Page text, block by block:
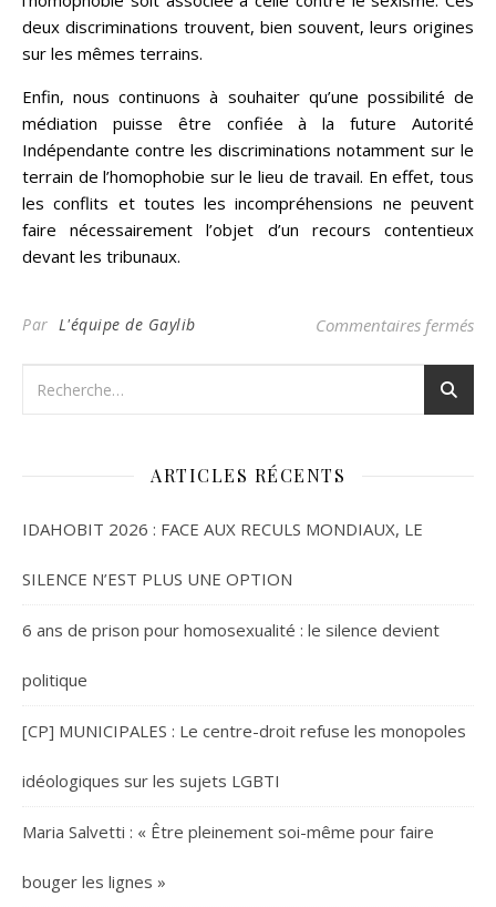
deux discriminations trouvent, bien souvent, leurs origines
sur les mêmes terrains.
Enfin, nous continuons à souhaiter qu’une possibilité de
médiation puisse être confiée à la future Autorité
Indépendante contre les discriminations notamment sur le
terrain de l’homophobie sur le lieu de travail. En effet, tous
les conflits et toutes les incompréhensions ne peuvent
faire nécessairement l’objet d’un recours contentieux
devant les tribunaux.
Par L'équipe de Gaylib Commentaires fermés
ARTICLES RÉCENTS
IDAHOBIT 2026 : FACE AUX RECULS MONDIAUX, LE
SILENCE N’EST PLUS UNE OPTION
6 ans de prison pour homosexualité : le silence devient
politique
[CP] MUNICIPALES : Le centre-droit refuse les monopoles
idéologiques sur les sujets LGBTI
Maria Salvetti : « Être pleinement soi-même pour faire
bouger les lignes »